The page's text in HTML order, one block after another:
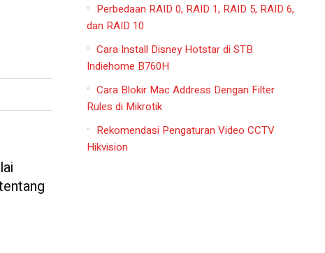
Perbedaan RAID 0, RAID 1, RAID 5, RAID 6,
dan RAID 10
Cara Install Disney Hotstar di STB
Indiehome B760H
Cara Blokir Mac Address Dengan Filter
Rules di Mikrotik
Rekomendasi Pengaturan Video CCTV
Hikvision